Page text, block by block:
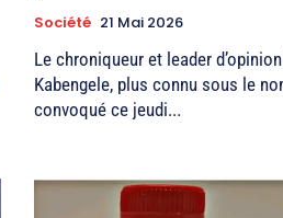
Société 21 Mai 2026
Le chroniqueur et leader
Kabengele, plus connu sous le
convoqué ce jeudi...